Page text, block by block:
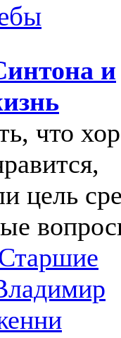
и
что
цель